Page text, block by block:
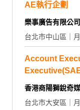
AE執行企劃
樂事廣告有限公司
台北市中山區｜
Account
香港商陽獅銳奇
台北市大安區｜